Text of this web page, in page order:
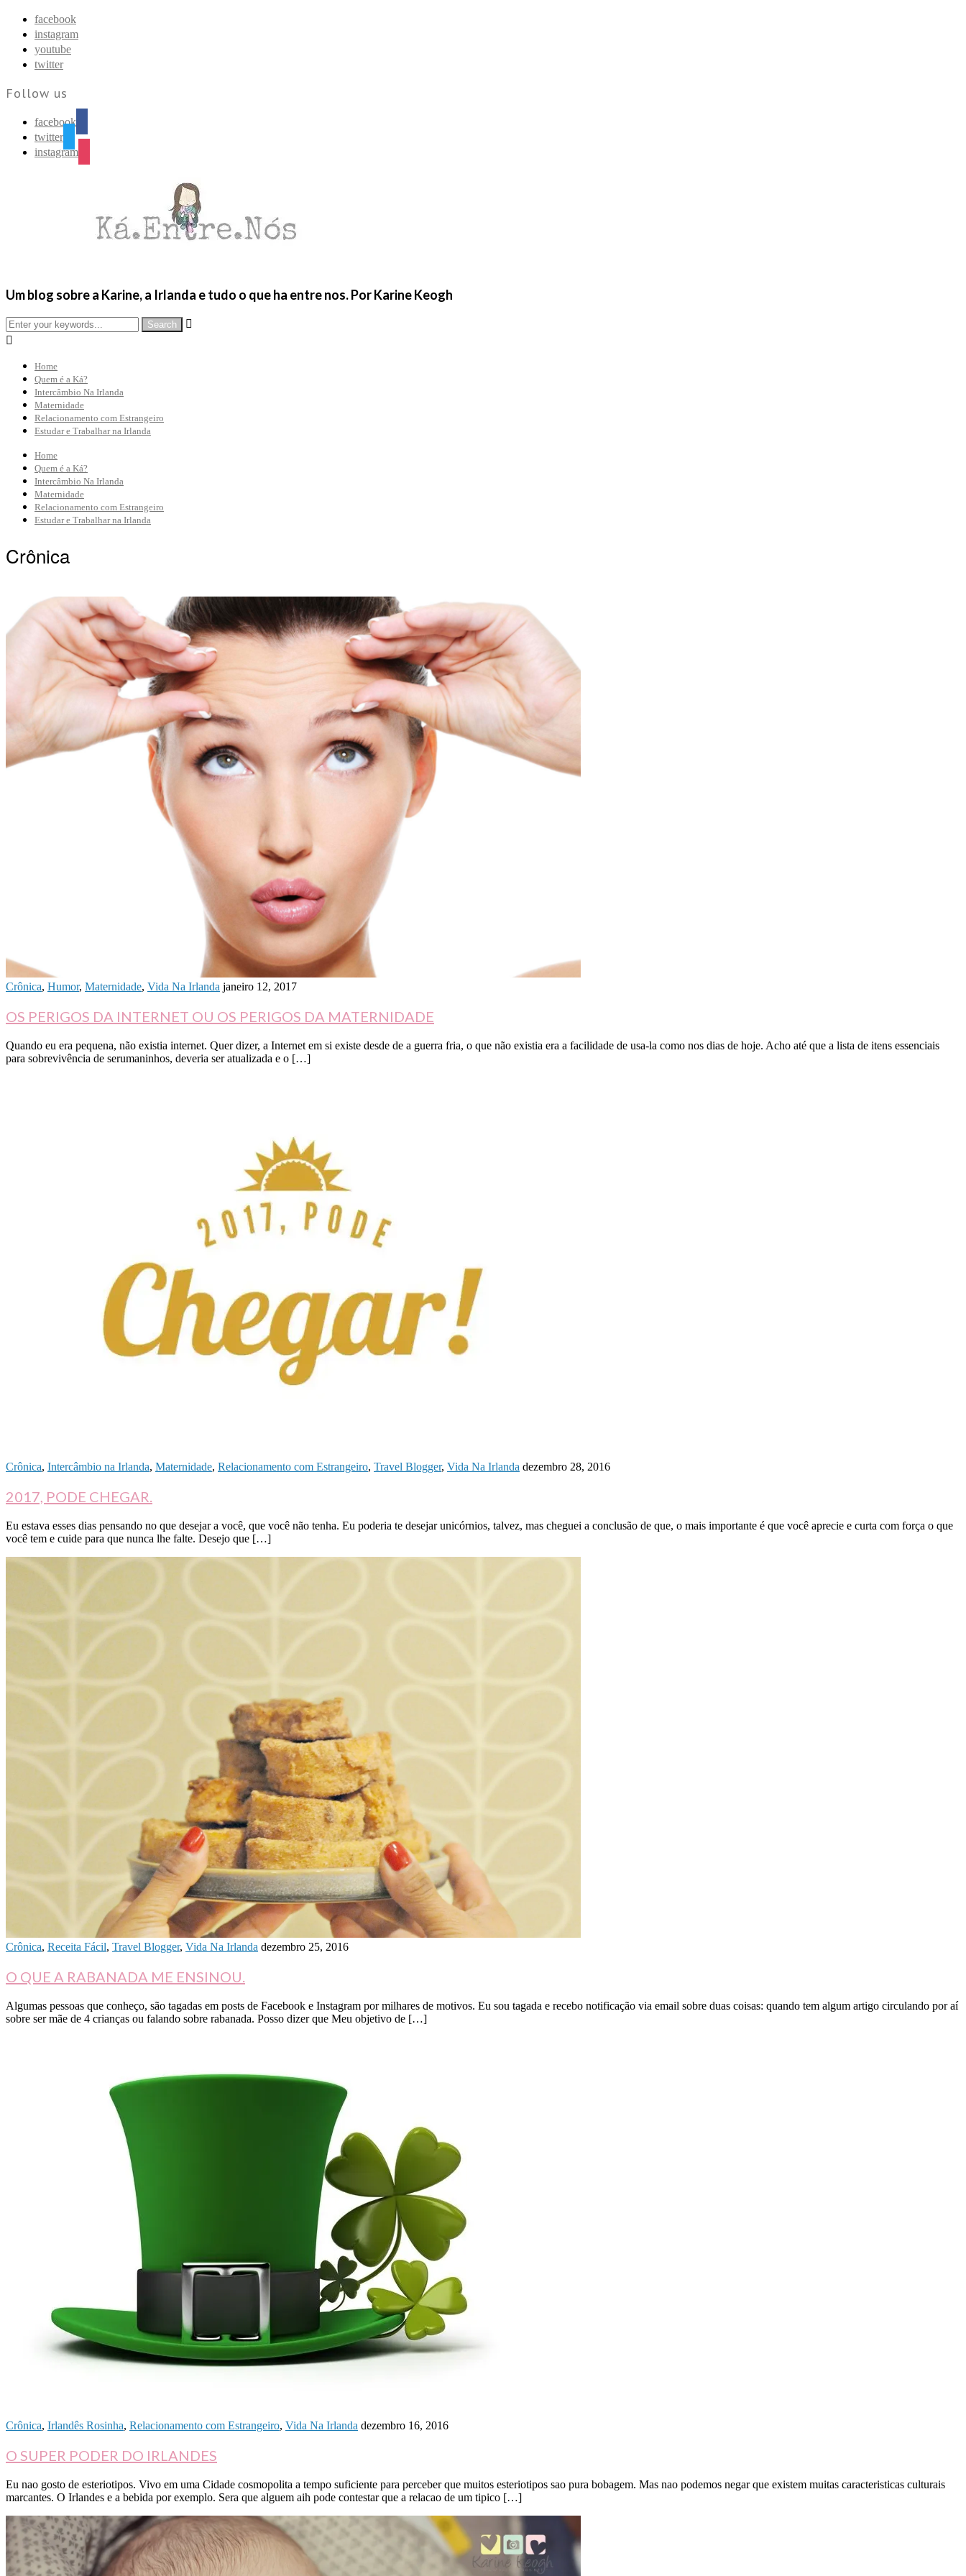
facebook
instagram
youtube
twitter
Follow us
facebook
twitter
instagram
Um blog sobre a Karine, a Irlanda e tudo o que ha entre nos. Por Karine Keogh


Home
Quem é a Ká?
Intercâmbio Na Irlanda
Maternidade
Relacionamento com Estrangeiro
Estudar e Trabalhar na Irlanda
Home
Quem é a Ká?
Intercâmbio Na Irlanda
Maternidade
Relacionamento com Estrangeiro
Estudar e Trabalhar na Irlanda
Crônica
Crônica, Humor, Maternidade, Vida Na Irlanda janeiro 12, 2017
OS PERIGOS DA INTERNET OU OS PERIGOS DA MATERNIDADE
Quando eu era pequena, não existia internet. Quer dizer, a Internet em si existe desde de a guerra fria, o que não existia era a facilidade de usa-la como nos dias de hoje. Acho até que a lista de itens essenciais
para sobrevivência de serumaninhos, deveria ser atualizada e o […]
Crônica, Intercâmbio na Irlanda, Maternidade, Relacionamento com Estrangeiro, Travel Blogger, Vida Na Irlanda dezembro 28, 2016
2017, PODE CHEGAR.
Eu estava esses dias pensando no que desejar a você, que você não tenha. Eu poderia te desejar unicórnios, talvez, mas cheguei a conclusão de que, o mais importante é que você aprecie e curta com força o que
você tem e cuide para que nunca lhe falte. Desejo que […]
Crônica, Receita Fácil, Travel Blogger, Vida Na Irlanda dezembro 25, 2016
O QUE A RABANADA ME ENSINOU.
Algumas pessoas que conheço, são tagadas em posts de Facebook e Instagram por milhares de motivos. Eu sou tagada e recebo notificação via email sobre duas coisas: quando tem algum artigo circulando por aí
sobre ser mãe de 4 crianças ou falando sobre rabanada. Posso dizer que Meu objetivo de […]
Crônica, Irlandês Rosinha, Relacionamento com Estrangeiro, Vida Na Irlanda dezembro 16, 2016
O SUPER PODER DO IRLANDES
Eu nao gosto de esteriotipos. Vivo em uma Cidade cosmopolita a tempo suficiente para perceber que muitos esteriotipos sao pura bobagem. Mas nao podemos negar que existem muitas caracteristicas culturais
marcantes. O Irlandes e a bebida por exemplo. Sera que alguem aih pode contestar que a relacao de um tipico […]